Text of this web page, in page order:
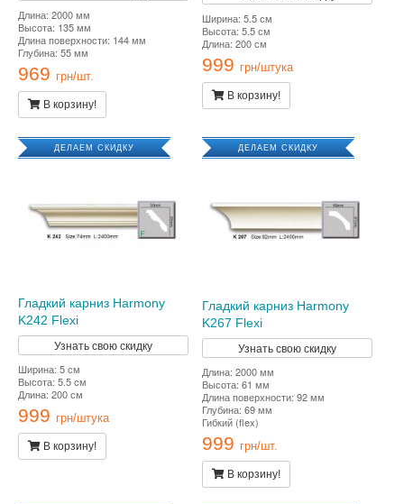
Длина: 2000 мм
Высота: 135 мм
Длина поверхности: 144 мм
Глубина: 55 мм
969 грн/шт.
В корзину!
Ширина: 5.5 см
Высота: 5.5 см
Длина: 200 см
999 грн/штука
В корзину!
ДЕЛАЕМ СКИДКУ
Гладкий карниз Harmony
K242 Flexi
Узнать свою скидку
Ширина: 5 см
Высота: 5.5 см
Длина: 200 см
999 грн/штука
В корзину!
ДЕЛАЕМ СКИДКУ
Гладкий карниз Harmony
K267 Flexi
Узнать свою скидку
Длина: 2000 мм
Высота: 61 мм
Длина поверхности: 92 мм
Глубина: 69 мм
Гибкий (flex)
999 грн/шт.
В корзину!